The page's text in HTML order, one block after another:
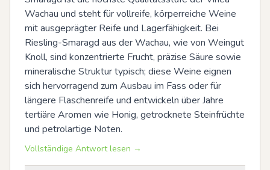
Wachau und steht für vollreife, körperreiche Weine
mit ausgeprägter Reife und Lagerfähigkeit. Bei
Riesling-Smaragd aus der Wachau, wie von Weingut
Knoll, sind konzentrierte Frucht, präzise Säure sowie
mineralische Struktur typisch; diese Weine eignen
sich hervorragend zum Ausbau im Fass oder für
längere Flaschenreife und entwickeln über Jahre
tertiäre Aromen wie Honig, getrocknete Steinfrüchte
und petrolartige Noten.
Vollständige Antwort lesen →